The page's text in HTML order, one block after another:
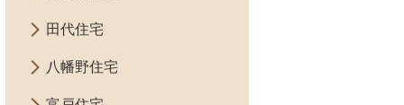
田代住宅
八幡野住宅